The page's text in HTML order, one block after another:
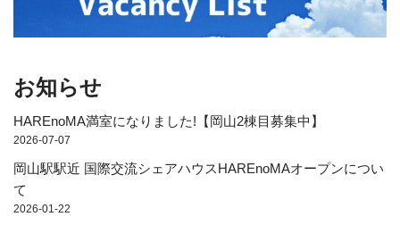
お知らせ
HAREnoMA満室になりました!【岡山2棟目募集中】
2026-07-07
岡山駅駅近 国際交流シェアハウスHAREnoMAオープンについ
て
2026-01-22